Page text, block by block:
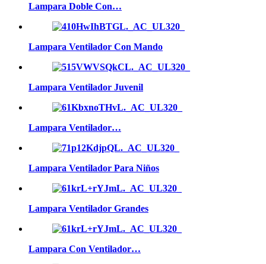
Lampara Doble Con…
Lampara Ventilador Con Mando
Lampara Ventilador Juvenil
Lampara Ventilador…
Lampara Ventilador Para Niños
Lampara Ventilador Grandes
Lampara Con Ventilador…